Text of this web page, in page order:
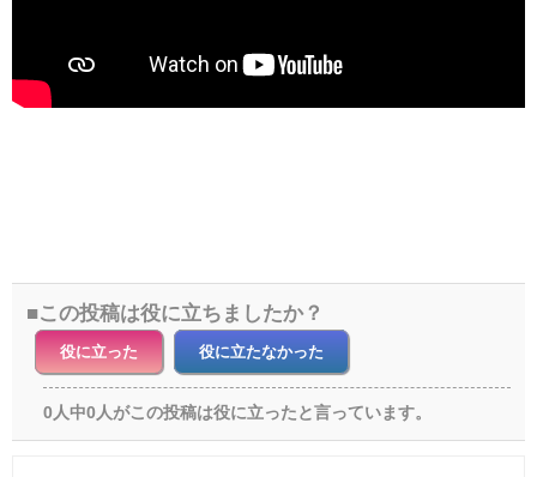
この投稿は役に立ちましたか？
役に立った 役に立たなかった
0人中0人がこの投稿は役に立ったと言っています。